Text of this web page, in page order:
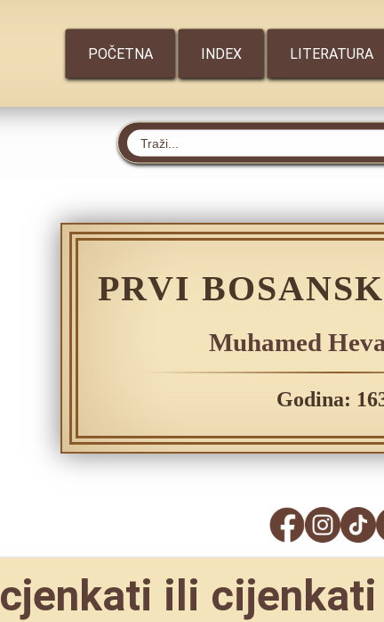
POČETNA INDEX LITERATURA
PRVI
Muhamed
Godina:
cjenkati ili cijenkati